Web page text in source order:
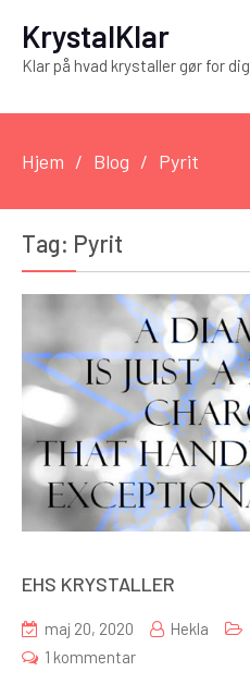
KrystalKlar
Klar på hvad krystaller gør for dig
Hjem Blog Pyrit
Tag: Pyrit
EHS KRYSTALLER
maj 20, 2020 Hekla
1 kommentartil